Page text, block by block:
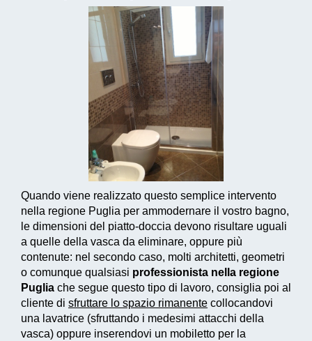
Quando viene realizzato questo semplice intervento
nella regione Puglia per ammodernare il vostro bagno,
le dimensioni del piatto-doccia devono risultare uguali
a quelle della vasca da eliminare, oppure più
contenute: nel secondo caso, molti architetti, geometri
o comunque qualsiasi professionista nella regione
Puglia che segue questo tipo di lavoro, consiglia poi al
cliente di sfruttare lo spazio rimanente collocandovi
una lavatrice (sfruttando i medesimi attacchi della
vasca) oppure inserendovi un mobiletto per la